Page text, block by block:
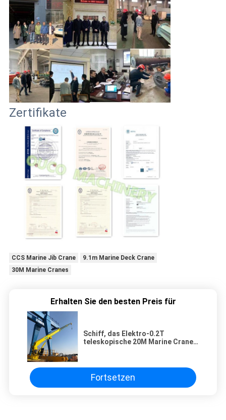
Zertifikate
CCS Marine Jib Crane
9.1m Marine Deck Crane
30M Marine Cranes
Erhalten Sie den besten Preis für
Schiff, das Elektro-0.2T
teleskopische 20M Marine Cranes
Fortsetzen